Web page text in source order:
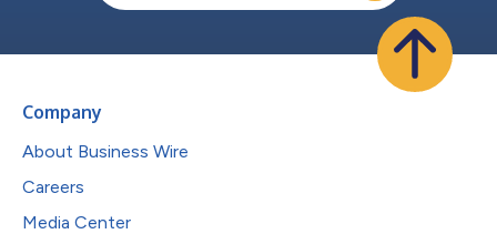
Company
About Business Wire
Careers
Media Center